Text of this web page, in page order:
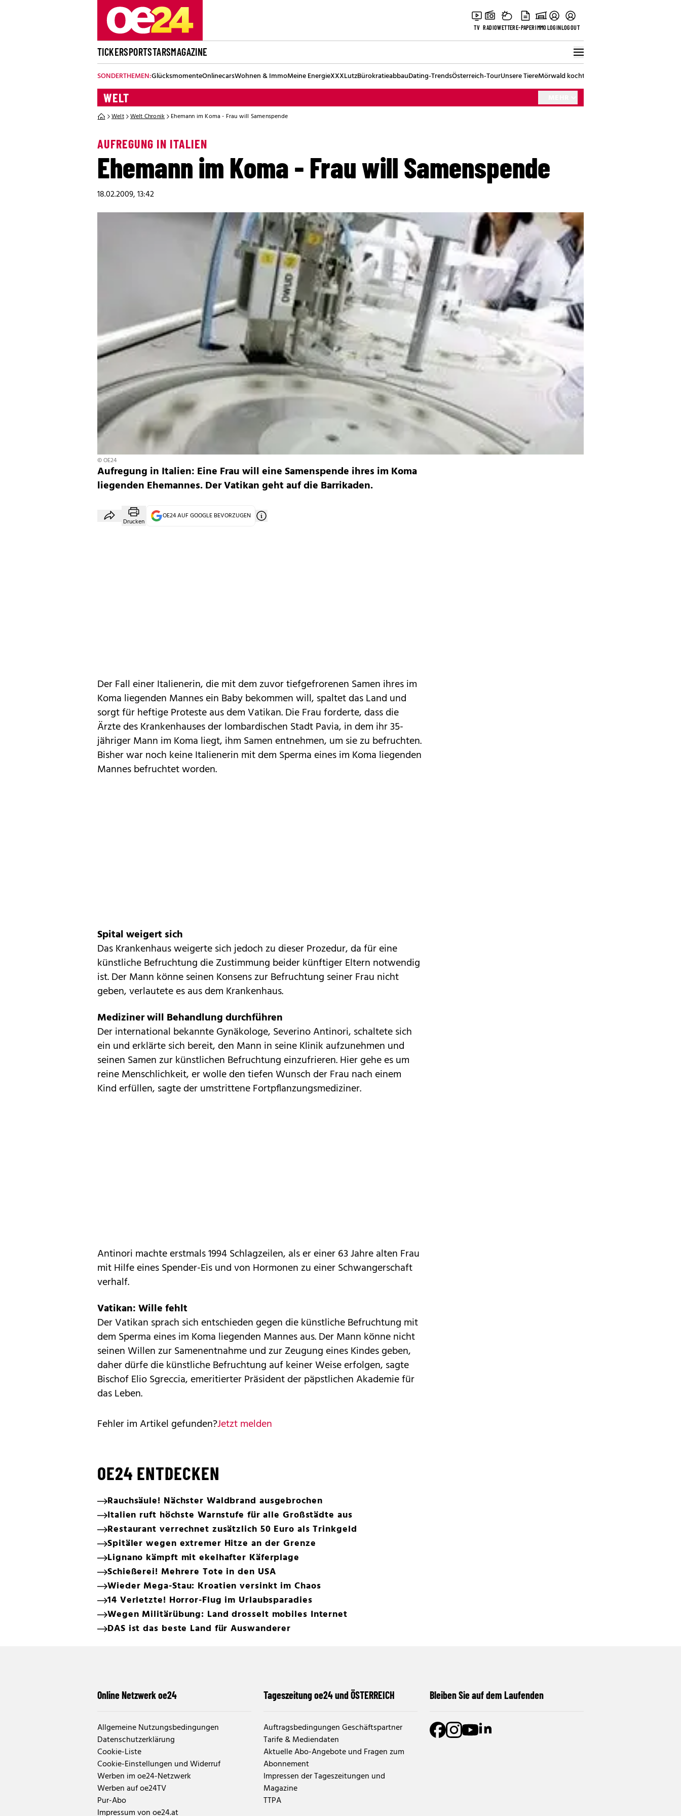
TV RADIOWETTERE-PAPERIMMOLOGINLOGOUT
TICKERSPORTSTARSMAGAZINE
SONDERTHEMEN:GlücksmomenteOnlinecarsWohnen & ImmoMeine EnergieXXXLutzBürokratieabbauDating-TrendsÖsterreich-TourUnsere TiereMörwald kocht
WELT
Welt Welt Chronik Ehemann im Koma - Frau will Samenspende
AUFREGUNG IN ITALIEN
Ehemann im Koma - Frau will Samenspende
18.02.2009, 13:42
© OE24
Aufregung in Italien: Eine Frau will eine Samenspende ihres im Koma
liegenden Ehemannes. Der Vatikan geht auf die Barrikaden.
Drucken
OE24 AUF GOOGLE BEVORZUGEN
Der Fall einer Italienerin, die mit dem zuvor tiefgefrorenen Samen ihres im
Koma liegenden Mannes ein Baby bekommen will, spaltet das Land und
sorgt für heftige Proteste aus dem Vatikan. Die Frau forderte, dass die
Ärzte des Krankenhauses der lombardischen Stadt Pavia, in dem ihr 35-
jähriger Mann im Koma liegt, ihm Samen entnehmen, um sie zu befruchten.
Bisher war noch keine Italienerin mit dem Sperma eines im Koma liegenden
Mannes befruchtet worden.
Spital weigert sich
Das Krankenhaus weigerte sich jedoch zu dieser Prozedur, da für eine
künstliche Befruchtung die Zustimmung beider künftiger Eltern notwendig
ist. Der Mann könne seinen Konsens zur Befruchtung seiner Frau nicht
geben, verlautete es aus dem Krankenhaus.
Mediziner will Behandlung durchführen
Der international bekannte Gynäkologe, Severino Antinori, schaltete sich
ein und erklärte sich bereit, den Mann in seine Klinik aufzunehmen und
seinen Samen zur künstlichen Befruchtung einzufrieren. Hier gehe es um
reine Menschlichkeit, er wolle den tiefen Wunsch der Frau nach einem
Kind erfüllen, sagte der umstrittene Fortpflanzungsmediziner.
Antinori machte erstmals 1994 Schlagzeilen, als er einer 63 Jahre alten Frau
mit Hilfe eines Spender-Eis und von Hormonen zu einer Schwangerschaft
verhalf.
Vatikan: Wille fehlt
Der Vatikan sprach sich entschieden gegen die künstliche Befruchtung mit
dem Sperma eines im Koma liegenden Mannes aus. Der Mann könne nicht
seinen Willen zur Samenentnahme und zur Zeugung eines Kindes geben,
daher dürfe die künstliche Befruchtung auf keiner Weise erfolgen, sagte
Bischof Elio Sgreccia, emeritierter Präsident der päpstlichen Akademie für
das Leben.
Fehler im Artikel gefunden?Jetzt melden
OE24 ENTDECKEN
Rauchsäule! Nächster Waldbrand ausgebrochen
Italien ruft höchste Warnstufe für alle Großstädte aus
Restaurant verrechnet zusätzlich 50 Euro als Trinkgeld
Spitäler wegen extremer Hitze an der Grenze
Lignano kämpft mit ekelhafter Käferplage
Schießerei! Mehrere Tote in den USA
Wieder Mega-Stau: Kroatien versinkt im Chaos
14 Verletzte! Horror-Flug im Urlaubsparadies
Wegen Militärübung: Land drosselt mobiles Internet
DAS ist das beste Land für Auswanderer
Online Netzwerk oe24
Allgemeine Nutzungsbedingungen
Datenschutzerklärung
Cookie-Liste
Cookie-Einstellungen und Widerruf
Werben im oe24-Netzwerk
Werben auf oe24TV
Pur-Abo
Impressum von oe24.at
Tageszeitung oe24 und ÖSTERREICH
Auftragsbedingungen Geschäftspartner
Tarife & Mediendaten
Aktuelle Abo-Angebote und Fragen zum
Abonnement
Impressen der Tageszeitungen und
Magazine
TTPA
Bleiben Sie auf dem Laufenden